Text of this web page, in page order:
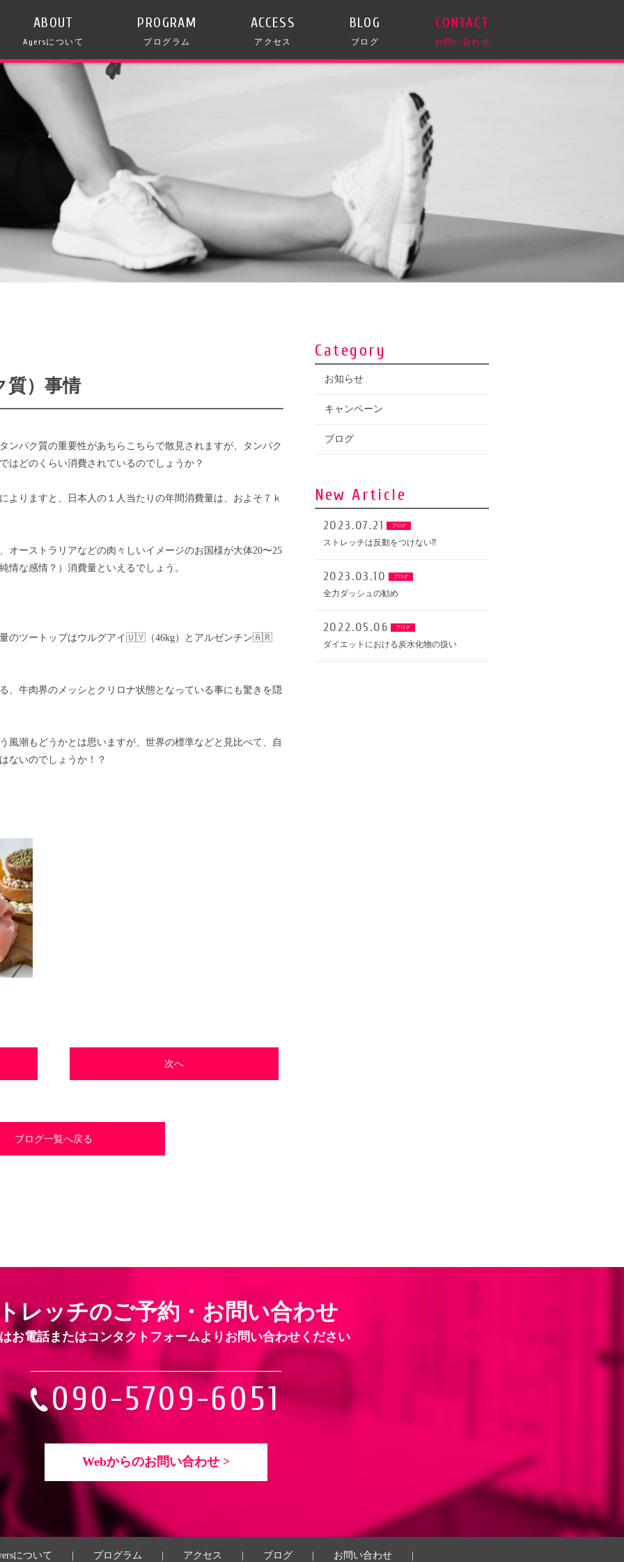
ABOUT
Ayersについて
PROGRAM
プログラム
ACCESS
アクセス
BLOG
ブログ
CONTACT
お問い合わせ
質）事情
ンパク質の重要性があちらこちらで散見されますが、タンパク
はどのくらい消費されているのでしょうか？
よりますと、日本人の１人当たりの年間消費量は、およそ７ｋ
オーストラリアなどの肉々しいイメージのお国様が大体20〜25
情な感情？）消費量といえるでしょう。
のツートップはウルグアイ🇺🇾（46kg）とアルゼンチン🇦🇷
、牛肉界のメッシとクリロナ状態となっている事にも驚きを隠
風潮もどうかとは思いますが、世界の標準などと見比べて、自
ないのでしょうか！？
次へ
ブログ一覧へ戻る
Category
お知らせ
キャンペーン
ブログ
New Article
2023.07.21 ブログ
ストレッチは反動をつけない⁇
2023.03.10 ブログ
全力ダッシュの勧め
2022.05.06 ブログ
ダイエットにおける炭水化物の扱い
レッチのご予約・お問い合わせ
お電話またはコンタクトフォームよりお問い合わせください
090-5709-6051
Webからのお問い合わせ >
について | プログラム | アクセス | ブログ | お問い合わせ |